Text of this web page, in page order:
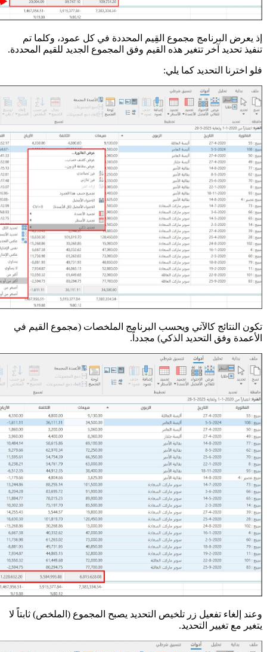
إذ يعرض البرنامج مجموع القِيم المحددة في كل عمود، وكلما تم
تنفيذ تحديد آخر تتغير هذه القيم وفق المجموع الجديد للقيم المحددة.
فلو اخترنا التحديد كما يلي:
تكون النتائج كالآتي ويحسب البرنامج الملخصات (مجموع القيم في
الأعمدة وفق التحديد الذكي) مجدداً.
وعند إلغاء تفعيل زر تلخيص التحديد يصبح المجموع (الملخص) ثابتاً لا
يتغير مع تغيير التحديد.